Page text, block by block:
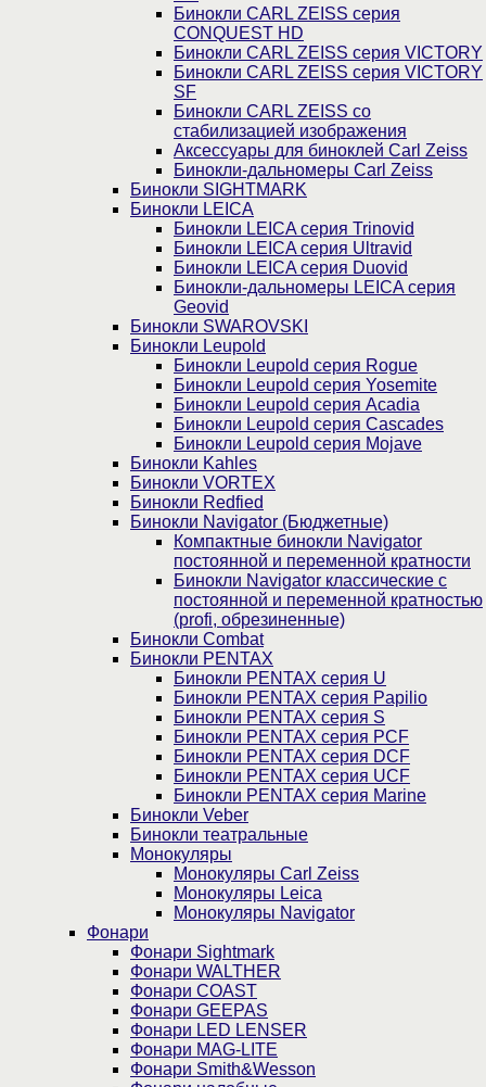
Бинокли CARL ZEISS серия
CONQUEST HD
Бинокли CARL ZEISS серия VICTORY
Бинокли CARL ZEISS серия VICTORY
SF
Бинокли CARL ZEISS со
стабилизацией изображения
Аксессуары для биноклей Carl Zeiss
Бинокли-дальномеры Carl Zeiss
Бинокли SIGHTMARK
Бинокли LEICA
Бинокли LEICA серия Trinovid
Бинокли LEICA серия Ultravid
Бинокли LEICA серия Duovid
Бинокли-дальномеры LEICA серия
Geovid
Бинокли SWAROVSKI
Бинокли Leupold
Бинокли Leupold серия Rogue
Бинокли Leupold серия Yosemite
Бинокли Leupold серия Acadia
Бинокли Leupold серия Cascades
Бинокли Leupold серия Mojave
Бинокли Kahles
Бинокли VORTEX
Бинокли Redfied
Бинокли Navigator (Бюджетные)
Компактные бинокли Navigator
постоянной и переменной кратности
Бинокли Navigator классические с
постоянной и переменной кратностью
(profi, обрезиненные)
Бинокли Combat
Бинокли PENTAX
Бинокли PENTAX серия U
Бинокли PENTAX серия Papilio
Бинокли PENTAX серия S
Бинокли PENTAX серия PCF
Бинокли PENTAX серия DCF
Бинокли PENTAX серия UCF
Бинокли PENTAX серия Marine
Бинокли Veber
Бинокли театральные
Монокуляры
Монокуляры Carl Zeiss
Монокуляры Leica
Монокуляры Navigator
Фонари
Фонари Sightmark
Фонари WALTHER
Фонари COAST
Фонари GEEPAS
Фонари LED LENSER
Фонари MAG-LITE
Фонари Smith&Wesson